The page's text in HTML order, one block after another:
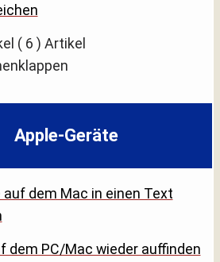
( 6 ) Artikel
Apple-Geräte
auf dem Mac in einen Text
dem PC/Mac wieder auffinden